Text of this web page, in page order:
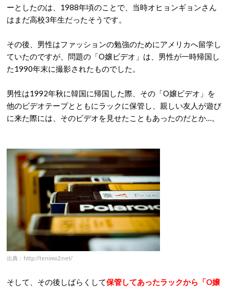
ーとしたのは、1988年頃のことで、当時オヒョンギョンさん
はまだ高校3年生だったそうです。
その後、男性はファッションの勉強のためにアメリカへ留学し
ていたのですが、問題の「O嬢ビデオ」は、男性が一時帰国し
た1990年末に撮影されたものでした。
男性は1992年秋に韓国に帰国した際、その「O嬢ビデオ」を
他のビデオテープとともにラックに保管し、親しい友人が遊び
に来た際には、そのビデオを見せたこともあったのだとか…。
出典：http://tenimo2.net/
そして、その後しばらくして保管してあったラックから「O嬢